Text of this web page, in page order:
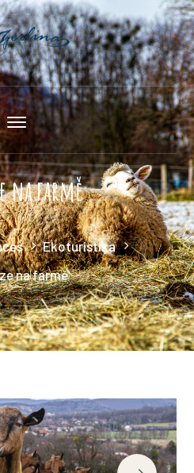
na farmě
Ekoturistika
na farmě